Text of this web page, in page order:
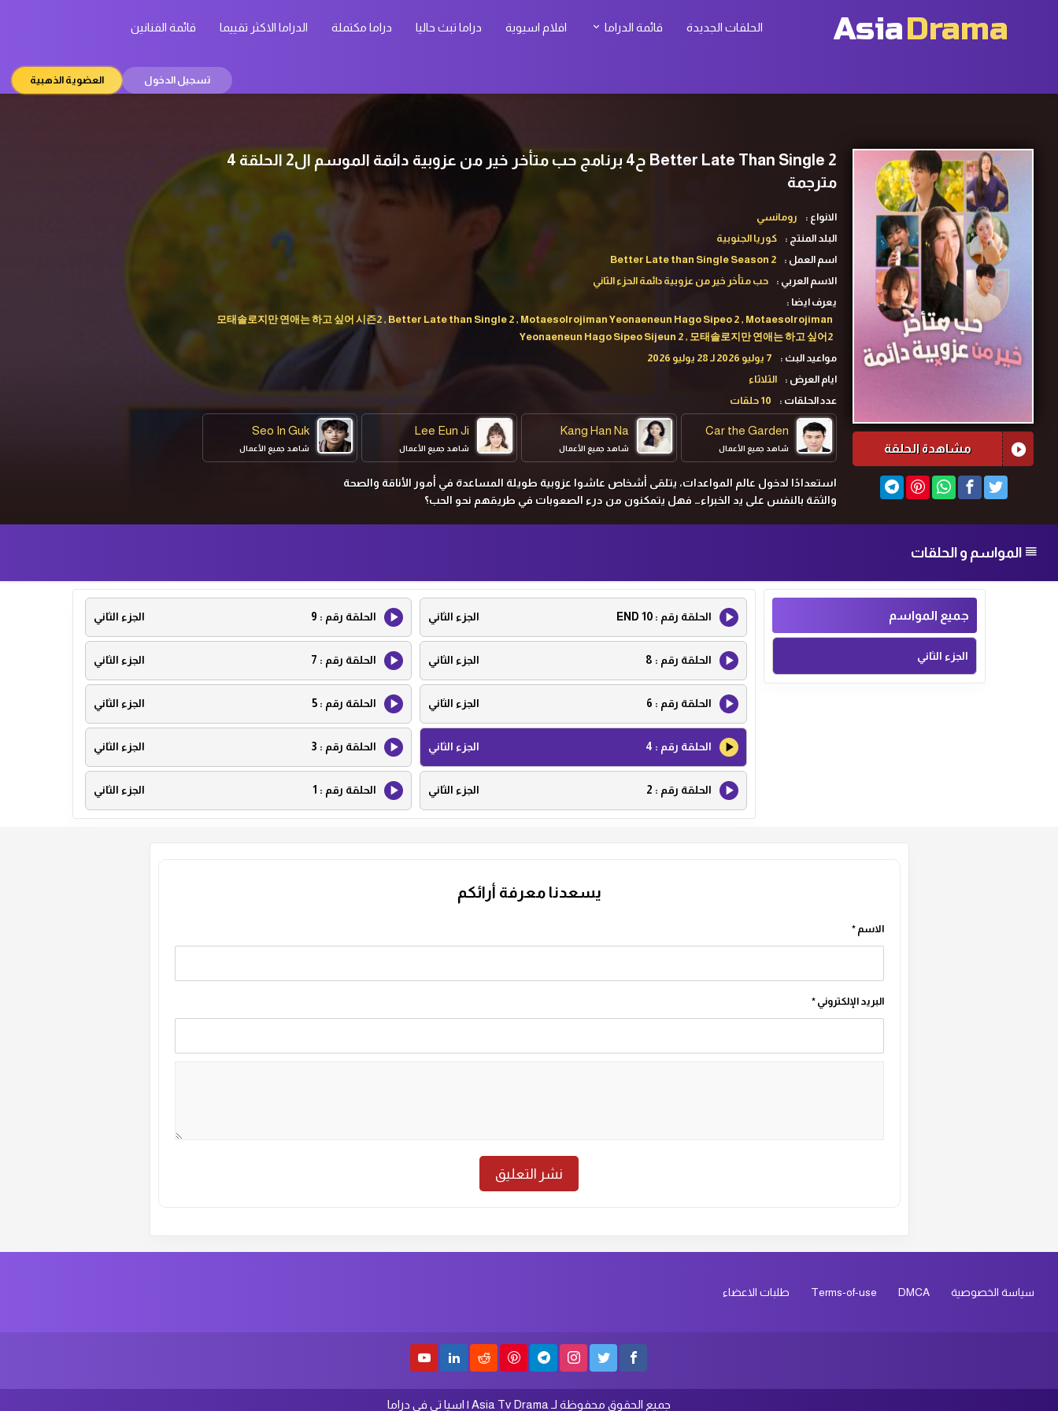
AsiaDrama الحلقات الجديدة قائمة الدراما افلام اسيوية دراما تبث حاليا دراما مكتملة الدراما الاكثر تقييما قائمة الفنانين
تسجيل الدخول العضوية الذهبية
مشاهدة الحلقة
Better Late Than Single 2 ح4 برنامج حب متأخر خير من عزوبية دائمة الموسم ال2 الحلقة 4
مترجمة
الانواع :
رومانسي
البلد المنتج :
كوريا الجنوبية
اسم العمل :
Better Late than Single Season 2
الاسم العربي :
حب متأخر خير من عزوبية دائمة الحزء الثاني
يعرف ايضا :
모태솔로지만 연애는 하고 싶어 시즌2 , Better Late than Single 2 , Motaesolrojiman Yeonaeneun Hago Sipeo 2 , Motaesolrojiman
Yeonaeneun Hago Sipeo Sijeun 2 , 모태솔로지만 연애는 하고 싶어2
مواعيد البث :
7 يوليو 2026 لـ 28 يوليو 2026
ايام العرض :
الثلاثاء
عدد الحلقات :
10 حلقات
Car the Garden
شاهد جميع الأعمال
Kang Han Na
شاهد جميع الأعمال
Lee Eun Ji
شاهد جميع الأعمال
Seo In Guk
شاهد جميع الأعمال
استعدادًا لدخول عالم المواعدات، يتلقى أشخاص عاشوا عزوبية طويلة المساعدة في أمور الأناقة والصحة
والثقة بالنفس على يد الخبراء… فهل يتمكنون من درء الصعوبات في طريقهم نحو الحب؟
المواسم و الحلقات
جميع المواسم
الجزء الثاني
الحلقة رقم :10 END الجزء الثاني الحلقة رقم : 9 الجزء الثاني
الحلقة رقم : 8 الجزء الثاني الحلقة رقم : 7 الجزء الثاني
الحلقة رقم : 6 الجزء الثاني الحلقة رقم : 5 الجزء الثاني
الحلقة رقم : 4 الجزء الثاني الحلقة رقم : 3 الجزء الثاني
الحلقة رقم : 2 الجزء الثاني الحلقة رقم : 1 الجزء الثاني
يسعدنا معرفة أرائكم
الاسم*
البريد الإلكتروني*
سياسة الخصوصية DMCA
Terms-of-use طلبات الاعضاء
جميع الحقوق محفوظة لـ Asia Tv Drama | اسيا تى فى دراما